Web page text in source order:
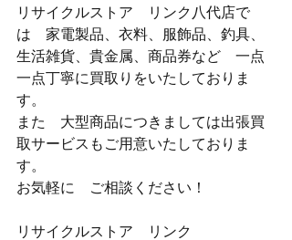
リサイクルストア　リンク八代店で
は　家電製品、衣料、服飾品、釣具、
生活雑貨、貴金属、商品券など　一点
一点丁寧に買取りをいたしておりま
す。
また　大型商品につきましては出張買
取サービスもご用意いたしておりま
す。
お気軽に　ご相談ください！
リサイクルストア　リンク